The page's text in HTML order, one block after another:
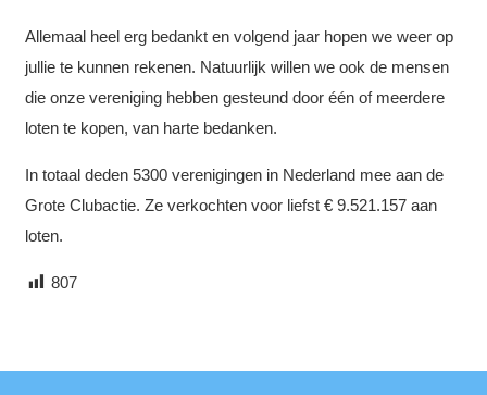
Allemaal heel erg bedankt en volgend jaar hopen we weer op
jullie te kunnen rekenen. Natuurlijk willen we ook de mensen
die onze vereniging hebben gesteund door één of meerdere
loten te kopen, van harte bedanken.
In totaal deden 5300 verenigingen in Nederland mee aan de
Grote Clubactie. Ze verkochten voor liefst € 9.521.157 aan
loten.
807